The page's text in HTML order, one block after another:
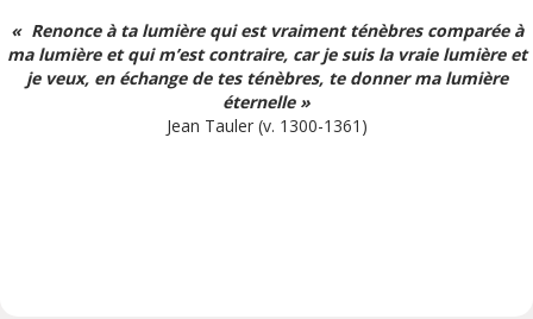
« Renonce à ta lumière qui est vraiment ténèbres comparée à
ma lumière et qui m’est contraire, car je suis la vraie lumière et
je veux, en échange de tes ténèbres, te donner ma lumière
éternelle »
Jean Tauler (v. 1300-1361)